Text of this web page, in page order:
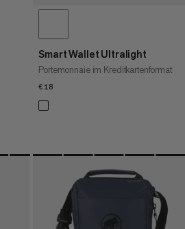
Smart Wallet Ultralight
Portemonnaie im Kreditkartenformat
€18